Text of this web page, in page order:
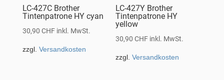
LC-427C Brother
Tintenpatrone HY cyan
30,90 CHF inkl. MwSt.
zzgl. Versandkosten
LC-427Y Brother
Tintenpatrone HY
yellow
30,90CHF inkl. MwSt.
zzgl.Versandkosten